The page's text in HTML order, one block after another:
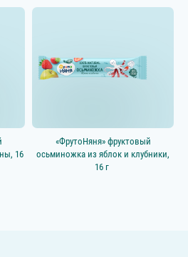
16
«ФрутоНяня» фруктовый
осьминожка из яблок и клубники,
16 г